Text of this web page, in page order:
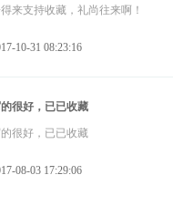
来支持收藏，礼尚往来啊！
10-31 08:23:16
很好，已已收藏
很好，已已收藏
08-03 17:29:06